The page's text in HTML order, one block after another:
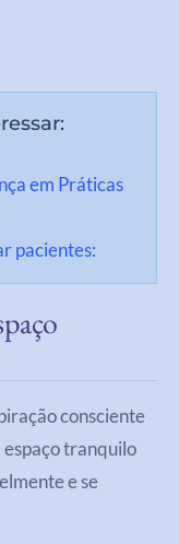
em Práticas
pacientes:
consciente
espaço tranquilo
e se